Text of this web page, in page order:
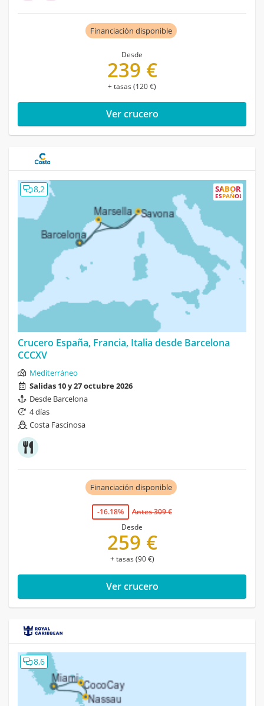
Financiación disponible
Desde
239 €
+ tasas (120 €)
Ver crucero
SABOR
ESPAÑOL
8,2
Crucero España, Francia, Italia desde Barcelona
CCCXV
Mediterráneo
Salidas 10 y 27 octubre 2026
Desde Barcelona
4 días
Costa Fascinosa
Financiación disponible
-16.18%
Antes 309 €
Desde
259 €
+ tasas (90 €)
Ver crucero
8,6